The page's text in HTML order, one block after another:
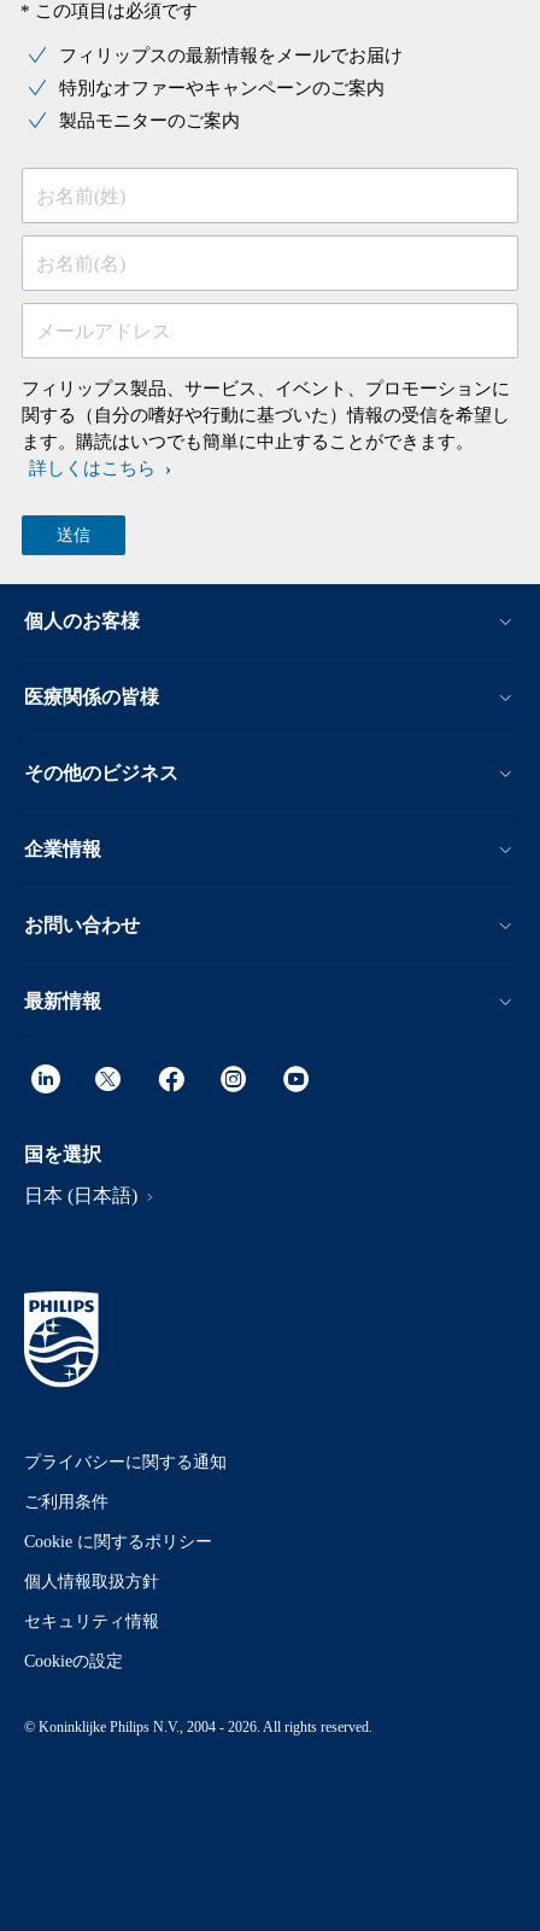
* この項目は必須です
フィリップスの最新情報をメールでお届け
特別なオファーやキャンペーンのご案内
製品モニターのご案内
お名前(姓)
お名前(名)
メールアドレス
フィリップス製品、サービス、イベント、プロモーションに
関する（自分の嗜好や行動に基づいた）情報の受信を希望し
ます。購読はいつでも簡単に中止することができます。
詳しくはこちら
個人のお客様
医療関係の皆様
その他のビジネス
企業情報
お問い合わせ
最新情報
国を選択
日本 (日本語)
プライバシーに関する通知
ご利用条件
Cookie に関するポリシー
個人情報取扱方針
セキュリティ情報
Cookieの設定
© Koninklijke Philips N.V., 2004 - 2026. All rights reserved.